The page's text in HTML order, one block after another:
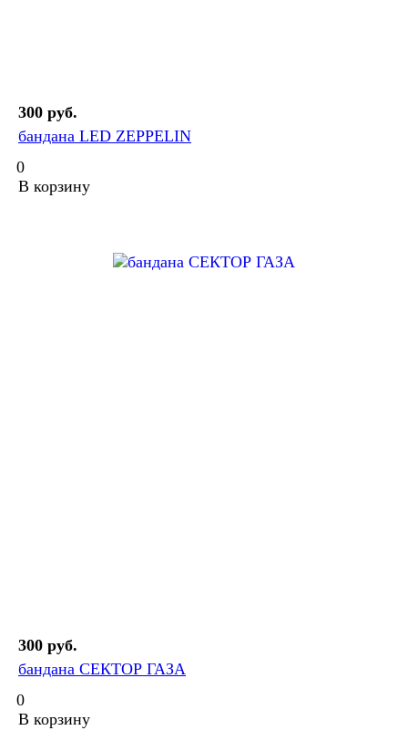
300 руб.
бандана LED ZEPPELIN
0
В корзину
300 руб.
бандана СЕКТОР ГАЗА
0
В корзину